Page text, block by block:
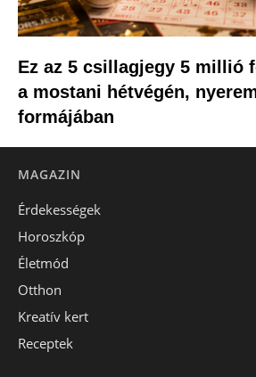
Ez az 5 csillagjegy 5 millió
a mostani hétvégén,
formájában
MAGAZIN
Érdekességek
Horoszkóp
Életmód
Otthon
Kreatív kert
Receptek